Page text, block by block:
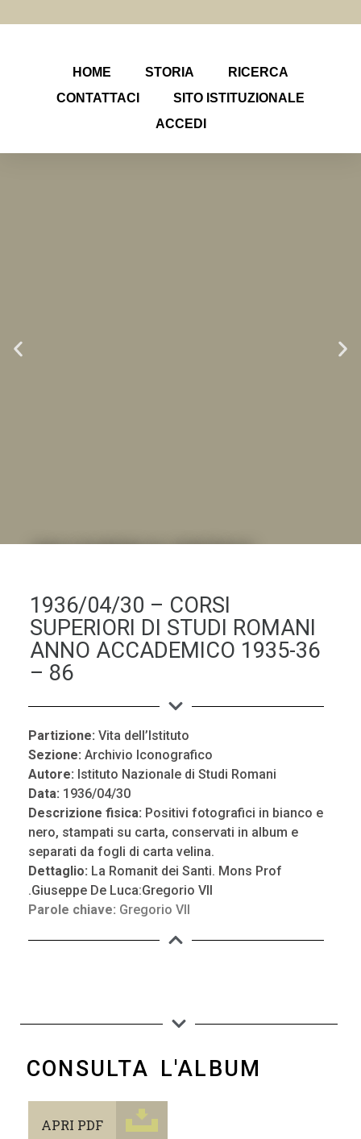
HOME STORIA
RICERCA
CONTATTACI
SITO ISTITUZIONALE
ACCEDI
.LA "VITA DELL'ISTITUTO" ATTRAVERSO LE IMMAGINI
1936/04/30 – CORSI
SUPERIORI DI STUDI ROMANI
ANNO ACCADEMICO 1935-36
– 86
Partizione: Vita dell’Istituto
Sezione: Archivio Iconografico
Autore: Istituto Nazionale di Studi Romani
Data: 1936/04/30
Descrizione fisica: Positivi fotografici in bianco e
nero, stampati su carta, conservati in album e
separati da fogli di carta velina.
Dettaglio: La Romanit dei Santi. Mons Prof
.Giuseppe De Luca:Gregorio VII
Parole chiave: Gregorio VII
CONSULTA L'ALBUM
APRI PDF